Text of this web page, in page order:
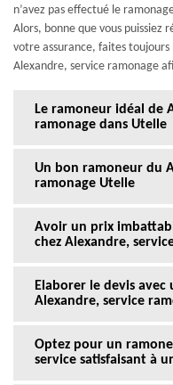
n’avez pas effectué le
Alors, bonne que vous
votre assurance, faites
Alexandre, service ramonage
Le ramoneur idéal de
ramonage dans Utelle
Un bon ramoneur du
ramonage Utelle
Avoir un prix
chez Alexandre,
Elaborer le devis
Alexandre, service
Optez pour un
service satisfaisant à